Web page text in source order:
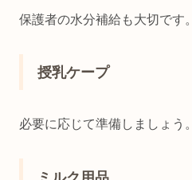
保護者の水分補給も大切です。
授乳ケープ
必要に応じて準備しましょう。